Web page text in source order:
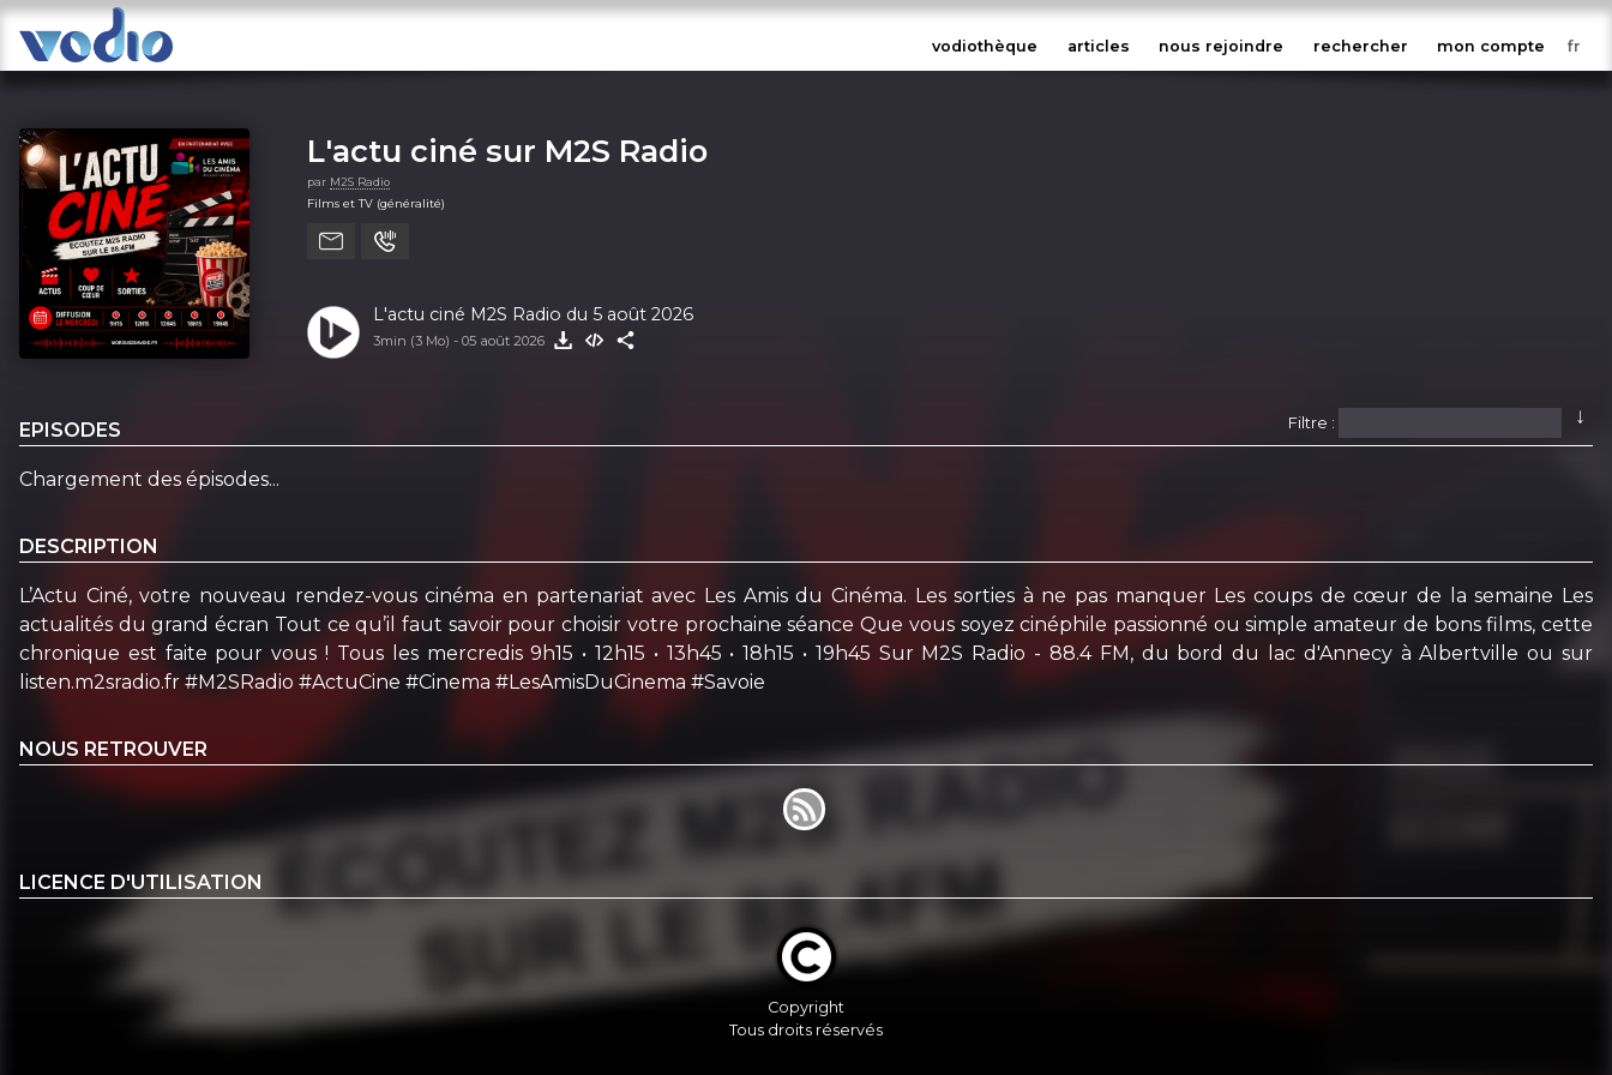
vodiothèque articles nous rejoindre rechercher mon compte
L'actu ciné sur M2S Radio
par M2S Radio
Films et TV (généralité)
L'actu ciné M2S Radio du 5 août 2026
3min (3 Mo) - 05 août 2026
EPISODES
↓
Filtre :
Chargement des épisodes...
DESCRIPTION
L’Actu Ciné, votre nouveau rendez-vous cinéma en partenariat avec Les Amis du Cinéma. Les sorties à ne pas manquer Les coups de cœur de la semaine Les
actualités du grand écran Tout ce qu’il faut savoir pour choisir votre prochaine séance Que vous soyez cinéphile passionné ou simple amateur de bons films, cette
chronique est faite pour vous ! Tous les mercredis 9h15 • 12h15 • 13h45 • 18h15 • 19h45 Sur M2S Radio - 88.4 FM, du bord du lac d'Annecy à Albertville ou sur
listen.m2sradio.fr #M2SRadio #ActuCine #Cinema #LesAmisDuCinema #Savoie
NOUS RETROUVER
LICENCE D'UTILISATION
Copyright
Tous droits réservés